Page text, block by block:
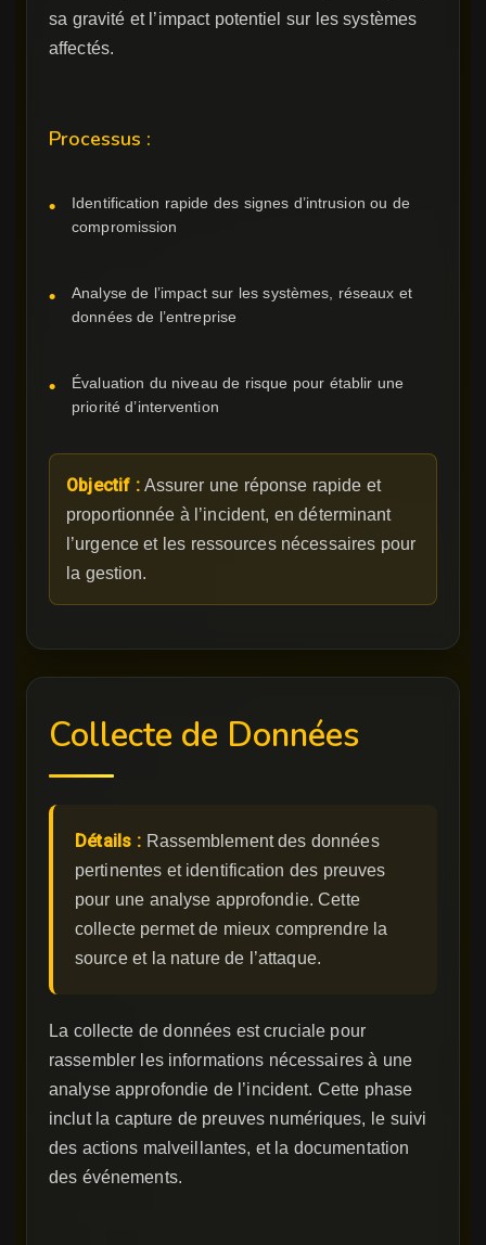
sa gravité et l’impact potentiel sur les systèmes
affectés.
Processus :
Identification rapide des signes d’intrusion ou de
compromission
Analyse de l’impact sur les systèmes, réseaux et
données de l’entreprise
Évaluation du niveau de risque pour établir une
priorité d’intervention
Objectif : Assurer une réponse rapide et
proportionnée à l’incident, en déterminant
l’urgence et les ressources nécessaires pour
la gestion.
Collecte de Données
Détails : Rassemblement des données
pertinentes et identification des preuves
pour une analyse approfondie. Cette
collecte permet de mieux comprendre la
source et la nature de l’attaque.
La collecte de données est cruciale pour
rassembler les informations nécessaires à une
analyse approfondie de l’incident. Cette phase
inclut la capture de preuves numériques, le suivi
des actions malveillantes, et la documentation
des événements.